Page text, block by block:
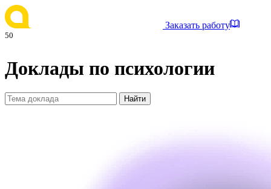
Заказать работу
50
Доклады по психологии
Найти